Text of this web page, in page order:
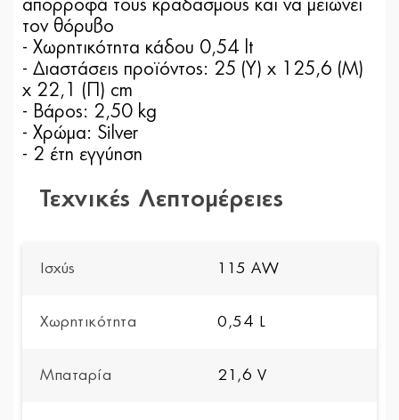
απορροφά τους κραδασμούς και να μειώνει
τον θόρυβο
- Χωρητικότητα κάδου 0,54 lt
- Διαστάσεις προϊόντος: 25 (Y) x 125,6 (Μ)
x 22,1 (Π) cm
- Βάρος: 2,50 kg
- Χρώμα: Silver
- 2 έτη εγγύηση
Τεχνικές Λεπτομέρειες
Ισχύς 115 AW
Χωρητικότητα 0,54 L
Μπαταρία 21,6 V